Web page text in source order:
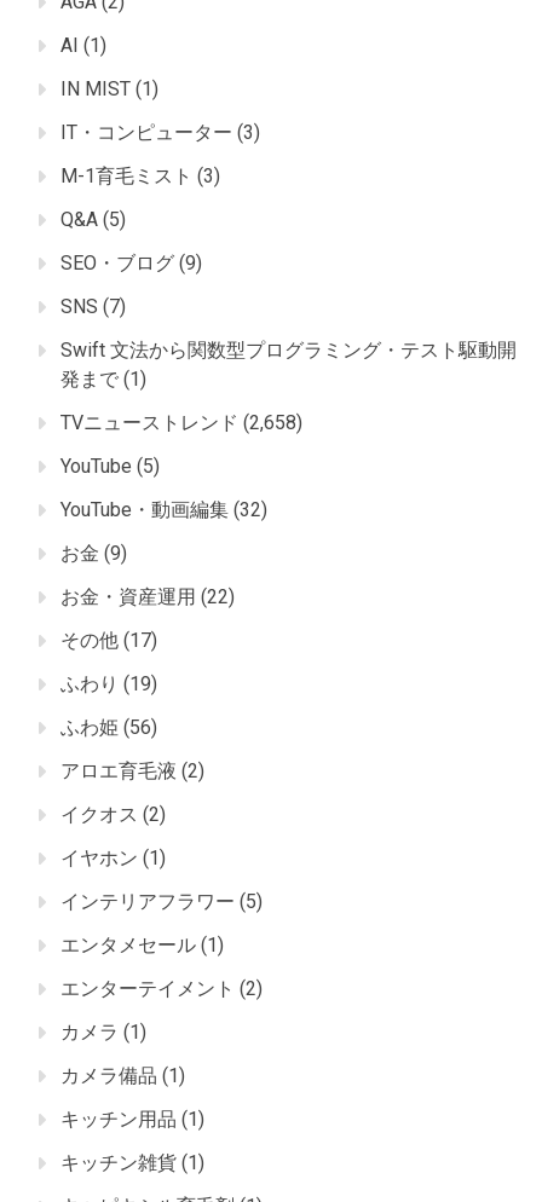
AI (1)
IN MIST (1)
IT・コンピューター (3)
M-1育毛ミスト (3)
Q&A (5)
SEO・ブログ (9)
SNS (7)
Swift 文法から関数型プログラミング・テスト駆動開
発まで (1)
TVニューストレンド (2,658)
YouTube (5)
YouTube・動画編集 (32)
お金 (9)
お金・資産運用 (22)
その他 (17)
ふわり (19)
ふわ姫 (56)
アロエ育毛液 (2)
イクオス (2)
イヤホン (1)
インテリアフラワー (5)
エンタメセール (1)
エンターテイメント (2)
カメラ (1)
カメラ備品 (1)
キッチン用品 (1)
キッチン雑貨 (1)